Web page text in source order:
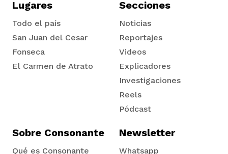
Lugares
Todo el país
San Juan del Cesar
Fonseca
El Carmen de Atrato
Secciones
Noticias
Reportajes
Videos
Explicadores
Investigaciones
Reels
Pódcast
Sobre Consonante
Qué es Consonante
Newsletter
Whatsapp